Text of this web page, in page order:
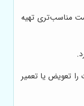
مناسب‌تری تهیه
تعویض یا تعمیر